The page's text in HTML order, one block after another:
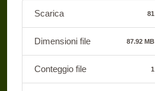
Scarica 81
Dimensioni file 87.92 MB
Conteggio file 1